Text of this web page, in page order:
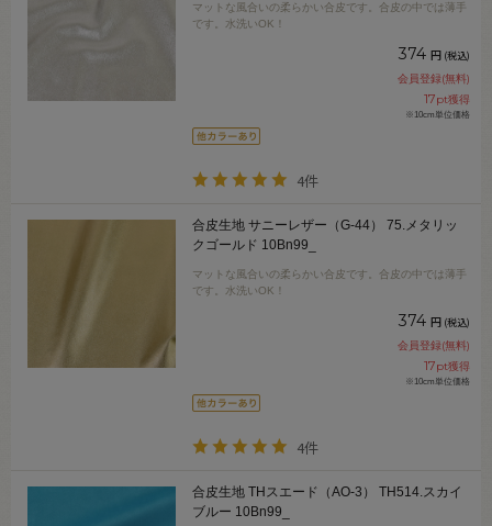
マットな風合いの柔らかい合皮です。合皮の中では薄手
です。水洗いOK！
374 円 (税込)
会員登録(無料)
17pt獲得
※10cm単位価格
4件
合皮生地 サニーレザー（G-44） 75.メタリッ
クゴールド 10Bn99_
マットな風合いの柔らかい合皮です。合皮の中では薄手
です。水洗いOK！
374 円 (税込)
会員登録(無料)
17pt獲得
※10cm単位価格
4件
合皮生地 THスエード（AO-3） TH514.スカイ
ブルー 10Bn99_